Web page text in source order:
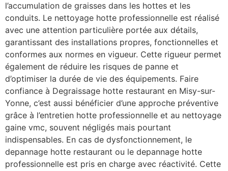
l’accumulation de graisses dans les hottes et les
conduits. Le nettoyage hotte professionnelle est réalisé
avec une attention particulière portée aux détails,
garantissant des installations propres, fonctionnelles et
conformes aux normes en vigueur. Cette rigueur permet
également de réduire les risques de panne et
d’optimiser la durée de vie des équipements. Faire
confiance à Degraissage hotte restaurant en Misy-sur-
Yonne, c’est aussi bénéficier d’une approche préventive
grâce à l’entretien hotte professionnelle et au nettoyage
gaine vmc, souvent négligés mais pourtant
indispensables. En cas de dysfonctionnement, le
depannage hotte restaurant ou le depannage hotte
professionnelle est pris en charge avec réactivité. Cette